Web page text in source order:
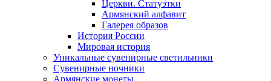
Церкви. Статуэтки
Армянский алфавит
Галерея образов
История России
Мировая история
Уникальные сувенирные светильники
Сувенирные ночники
Армянские монеты